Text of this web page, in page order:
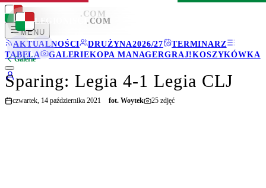
LEGIONISCI .COM
MENU
AKTUALNOŚCI
DRUŻYNA2026/27
TERMINARZ
TABELA
GALERIEKOPA MANAGERGRAJ!KOSZYKÓWKA
LEGIONISCI .COM
Galerie
Sparing: Legia 4-1 Legia CLJ
czwartek, 14 października 2021 fot. Woytek 25 zdjęć